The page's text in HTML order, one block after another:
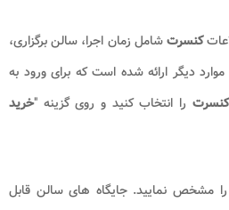
کنسرتشامل زمان اجرا، سالن برگزاری،
دیگر ارائه شده است که برای ورود به
کنسرت را انتخاب کنید و روی گزینه "خرید
مشخص نمایید. جایگاه های سالن قابل